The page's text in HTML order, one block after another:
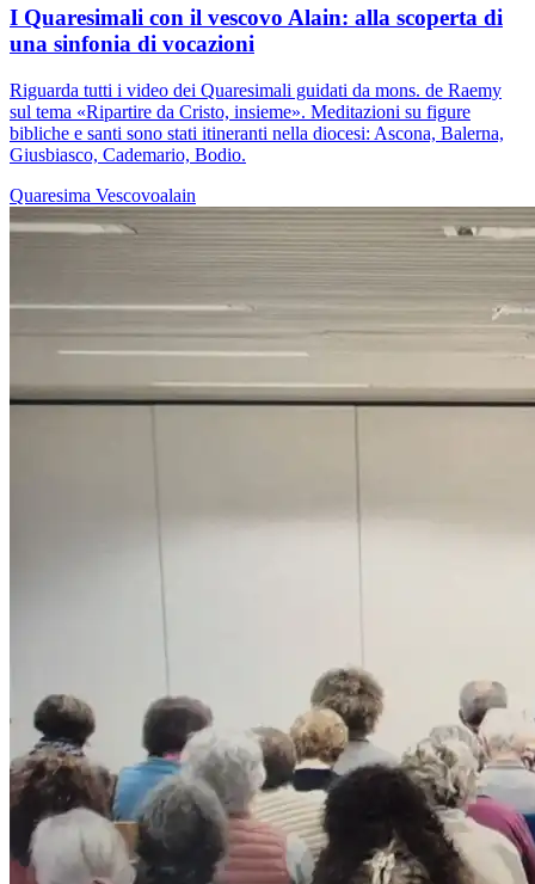
I Quaresimali con il vescovo Alain: alla scoperta di
una sinfonia di vocazioni
Riguarda tutti i video dei Quaresimali guidati da mons. de Raemy
sul tema «Ripartire da Cristo, insieme». Meditazioni su figure
bibliche e santi sono stati itineranti nella diocesi: Ascona, Balerna,
Giusbiasco, Cademario, Bodio.
Quaresima Vescovoalain